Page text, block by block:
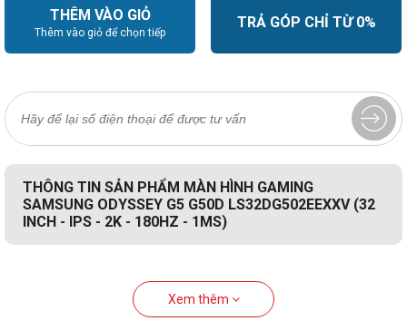
THÊM VÀO GIỎ
Thêm vào giỏ để chọn tiếp
TRẢ GÓP CHỈ TỪ 0%
THÔNG TIN SẢN PHẨM MÀN HÌNH GAMING
SAMSUNG ODYSSEY G5 G50D LS32DG502EEXXV (32
INCH - IPS - 2K - 180HZ - 1MS)
Xem thêm